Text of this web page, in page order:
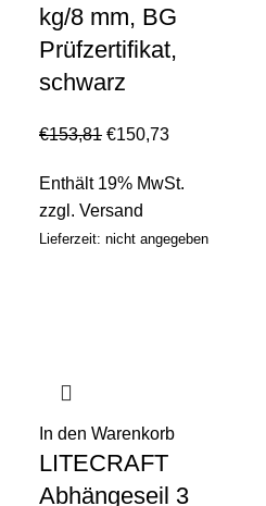
kg/8 mm, BG
Prüfzertifikat,
schwarz
€153,81 €150,73
Enthält 19% MwSt.
zzgl. Versand
Lieferzeit: nicht angegeben
In den Warenkorb
LITECRAFT
Abhängeseil 3